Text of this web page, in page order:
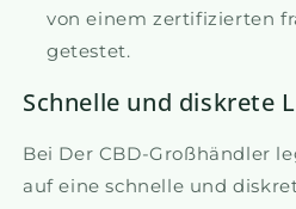
von einem zertifizierten
getestet.
Schnelle und diskrete
Bei Der CBD-Großhändler
auf eine schnelle und